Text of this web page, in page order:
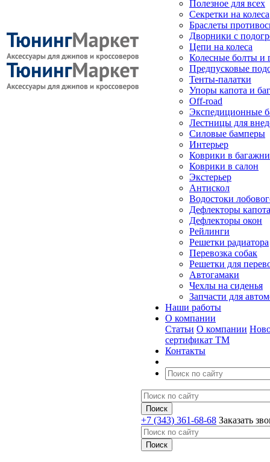
Полезное для всех
Секретки на колеса
Браслеты
Дворники с
Цепи на колеса
Колесные болты и
Предпусковые
Тенты-палатки
Упоры капота и
Off-road
Экспедиционные
Лестницы для
Силовые бамперы
Интерьер
Коврики в
Коврики в салон
Экстерьер
Антискол
Водостоки
Дефлекторы капота
Дефлекторы окон
Рейлинги
Решетки радиатора
Перевозка собак
Решетки для
Автогамаки
Чехлы на сиденья
Запчасти для
Наши работы
О компании
Статьи О компании
сертификат ТМ
Контакты
+7 (343) 361-68-68 Заказать